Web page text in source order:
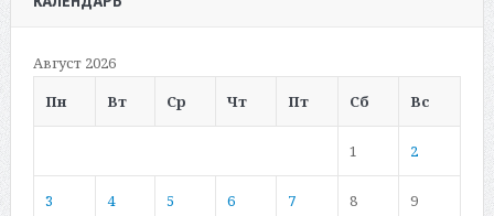
Август 2026
Пн
Вт Ср Чт Пт Сб Вс
1 2
3 4 5 6 7 8 9